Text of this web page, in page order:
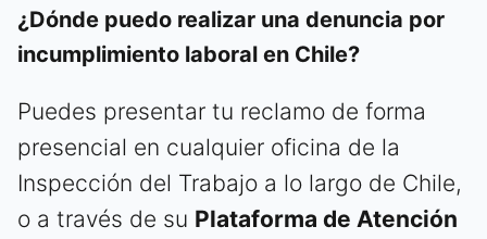
¿Dónde puedo realizar una denuncia por
incumplimiento laboral en Chile?
Puedes presentar tu reclamo de forma
presencial en cualquier oficina de la
Inspección del Trabajo a lo largo de Chile,
o a través de su Plataforma de Atención